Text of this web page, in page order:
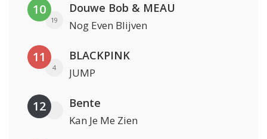
10
19
Douwe Bob & MEAU
Nog Even Blijven
11
4
BLACKPINK
JUMP
12 Bente
Kan Je Me Zien